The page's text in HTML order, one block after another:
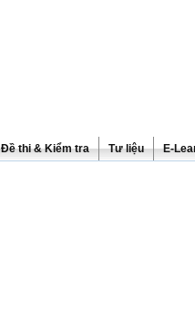
Đề thi & Kiểm tra Tư liệu E-